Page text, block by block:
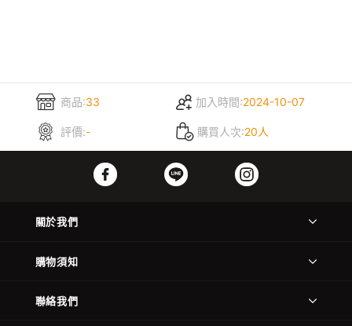
商品:33 加入時間:2024-10-07
評價:- 購買人次:20人
關於我們
購物須知
聯絡我們